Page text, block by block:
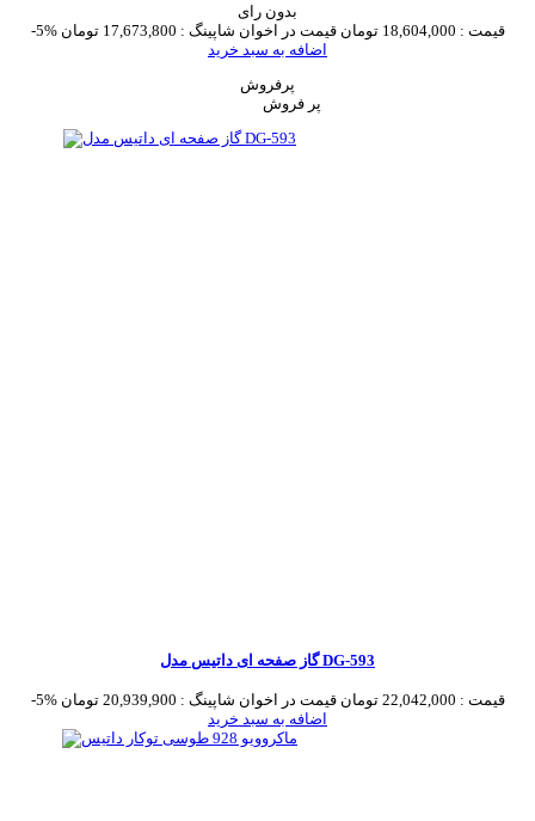
بدون رای
-5%
قیمت : 18,604,000 تومان قیمت در اخوان شاپینگ : 17,673,800 تومان
اضافه به سبد خرید
پرفروش
گاز صفحه ای داتیس مدل DG-593
-5% قیمت : 22,042,000 تومان قیمت در اخوان شاپینگ : 20,939,900 تومان
اضافه به سبد خرید